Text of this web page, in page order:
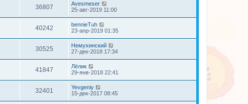
36807
Avesmeser
25-авг-2019 11:00
40242
bennieTuh
23-апр-2019 01:35
30525
Немухинский
27-дек-2018 17:34
41847
Лёлик
29-янв-2018 22:41
32401
Yevgeniy
15-дек-2017 08:45